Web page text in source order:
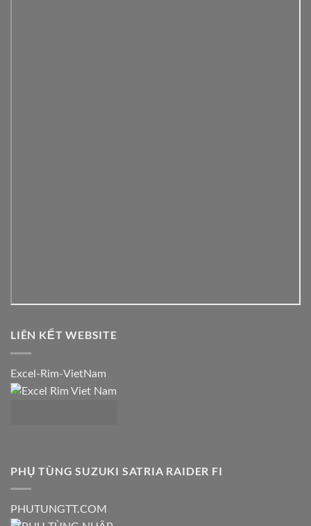
LIÊN KẾT WEBSITE
Excel-Rim-VietNam
PHỤ TÙNG SUZUKI SATRIA RAIDER FI
PHUTUNGTT.COM